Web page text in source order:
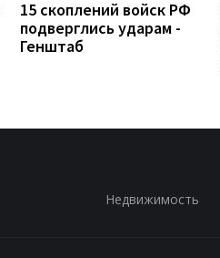
15 скоплений войск РФ
подверглись ударам -
Генштаб
Недвижимость